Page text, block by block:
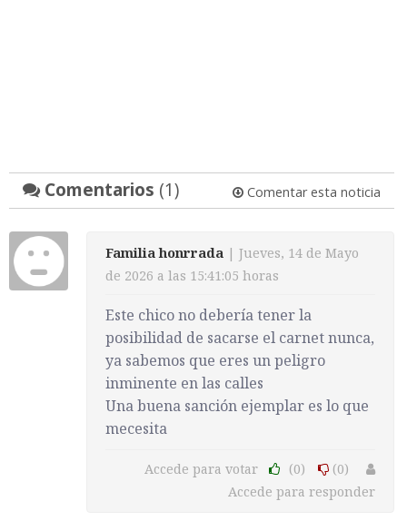
Comentarios (1) Comentar esta noticia
Familia honrrada | Jueves, 14 de Mayo
de 2026 a las 15:41:05 horas
Este chico no debería tener la
posibilidad de sacarse el carnet nunca,
ya sabemos que eres un peligro
inminente en las calles
Una buena sanción ejemplar es lo que
mecesita
Accede para votar (0)
(0)
Accede para responder